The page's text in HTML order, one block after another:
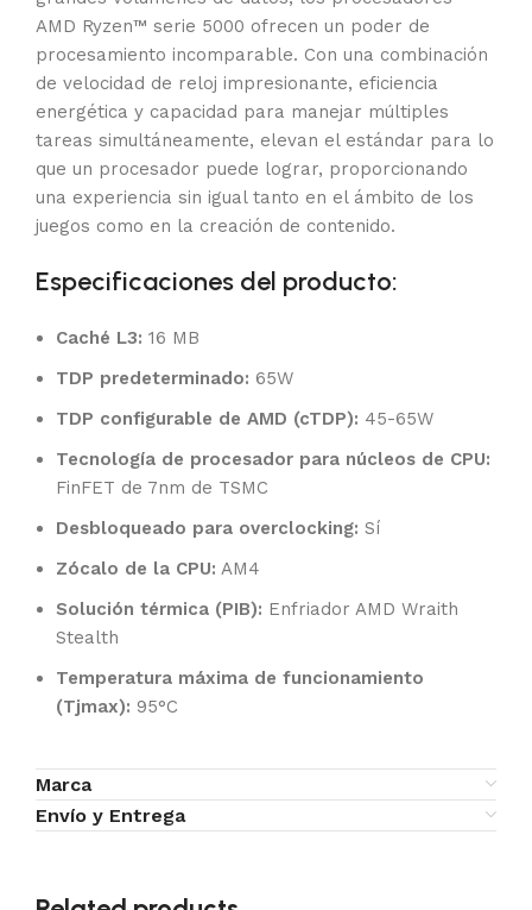
AMD Ryzen™ serie 5000 ofrecen un poder de
procesamiento incomparable. Con una combinación
de velocidad de reloj impresionante, eficiencia
energética y capacidad para manejar múltiples
tareas simultáneamente, elevan el estándar para lo
que un procesador puede lograr, proporcionando
una experiencia sin igual tanto en el ámbito de los
juegos como en la creación de contenido.
Especificaciones del producto:
Caché L3: 16 MB
TDP predeterminado: 65W
TDP configurable de AMD (cTDP): 45-65W
Tecnología de procesador para núcleos de CPU:
FinFET de 7nm de TSMC
Desbloqueado para overclocking: Sí
Zócalo de la CPU: AM4
Solución térmica (PIB): Enfriador AMD Wraith
Stealth
Temperatura máxima de funcionamiento
(Tjmax): 95°C
Marca
Envío y Entrega